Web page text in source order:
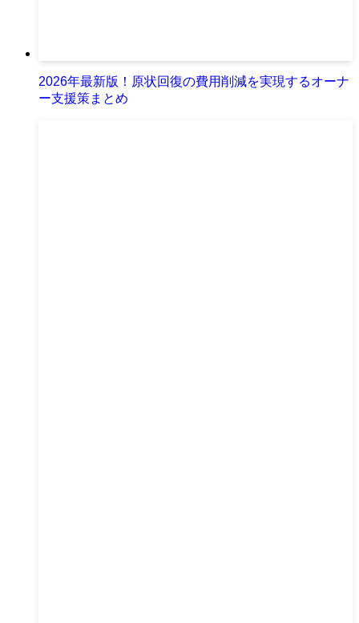
2026年最新版！原状回復の費用削減を実現するオーナ
ー支援策まとめ